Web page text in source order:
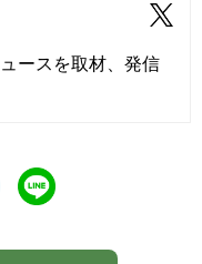
ースを取材、発信